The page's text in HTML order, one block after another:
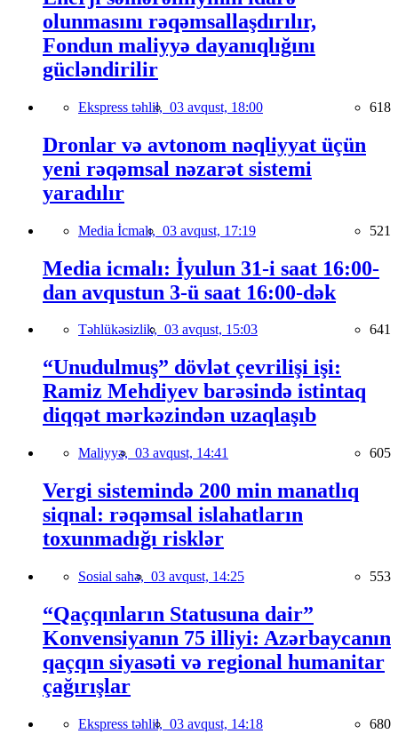
olunmasını rəqəmsallaşdırılır,
Fondun maliyyə dayanıqlığını
gücləndirilir
Ekspress təhlil, 03 avqust, 18:00 618
Dronlar və avtonom nəqliyyat üçün
yeni rəqəmsal nəzarət sistemi
yaradılır
Media İcmalı, 03 avqust, 17:19 521
Media icmalı: İyulun 31-i saat 16:00-
dan avqustun 3-ü saat 16:00-dək
Təhlükəsizlik, 03 avqust, 15:03 641
“Unudulmuş” dövlət çevrilişi işi:
Ramiz Mehdiyev barəsində istintaq
diqqət mərkəzindən uzaqlaşıb
Maliyyə, 03 avqust, 14:41 605
Vergi sistemində 200 min manatlıq
siqnal: rəqəmsal islahatların
toxunmadığı risklər
Sosial sahə, 03 avqust, 14:25 553
“Qaçqınların Statusuna dair”
Konvensiyanın 75 illiyi: Azərbaycanın
qaçqın siyasəti və regional humanitar
çağırışlar
Ekspress təhlil, 03 avqust, 14:18 680